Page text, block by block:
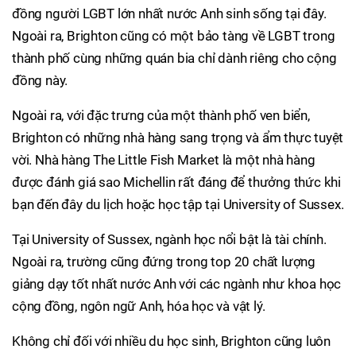
đồng người LGBT lớn nhất nước Anh sinh sống tại đây.
Ngoài ra, Brighton cũng có một bảo tàng về LGBT trong
thành phố cùng những quán bia chỉ dành riêng cho cộng
đồng này.
Ngoài ra, với đặc trưng của một thành phố ven biển,
Brighton có những nhà hàng sang trọng và ẩm thực tuyệt
vời. Nhà hàng The Little Fish Market là một nhà hàng
được đánh giá sao Michellin rất đáng để thưởng thức khi
bạn đến đây du lịch hoặc học tập tại University of Sussex.
Tại University of Sussex, ngành học nổi bật là tài chính.
Ngoài ra, trường cũng đứng trong top 20 chất lượng
giảng dạy tốt nhất nước Anh với các ngành như khoa học
cộng đồng, ngôn ngữ Anh, hóa học và vật lý.
Không chỉ đối với nhiều du học sinh, Brighton cũng luôn